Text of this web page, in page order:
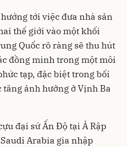
tới việc đưa nhà sản
thế giới vào một khối
Quốc rõ ràng sẽ thu hút
đồng minh trong một môi
tạp, đặc biệt trong bối
ảnh hưởng ở Vịnh Ba
đại sứ Ấn Độ tại Ả Rập
Arabia gia nhập